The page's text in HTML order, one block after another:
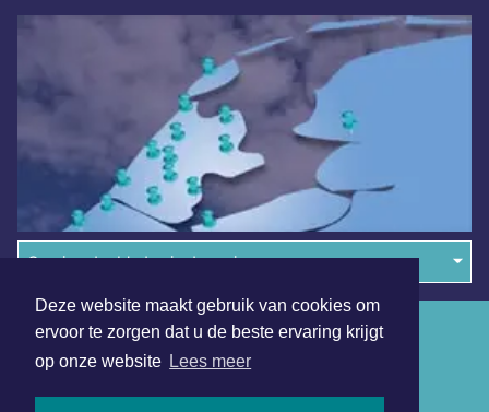
Deze website maakt gebruik van cookies om
ervoor te zorgen dat u de beste ervaring krijgt
op onze website Lees meer
Overige dagbladen in de regio
Algemene voorwaarden
Disclaimer